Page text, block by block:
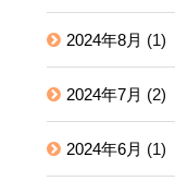
2024年8月 (1)
2024年7月 (2)
2024年6月 (1)